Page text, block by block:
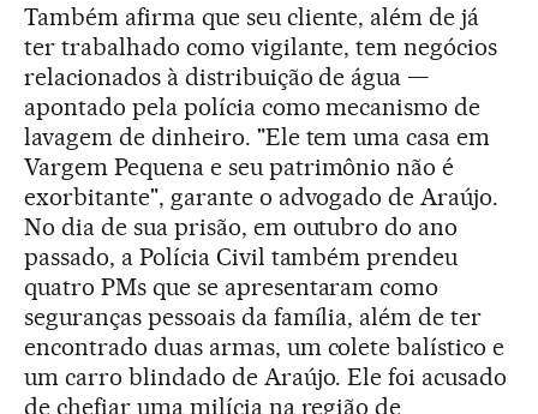
Também afirma que seu cliente, além de já
ter trabalhado como vigilante, tem negócios
relacionados à distribuição de água —
apontado pela polícia como mecanismo de
lavagem de dinheiro. "Ele tem uma casa em
Vargem Pequena e seu patrimônio não é
exorbitante", garante o advogado de Araújo.
No dia de sua prisão, em outubro do ano
passado, a Polícia Civil também prendeu
quatro PMs que se apresentaram como
seguranças pessoais da família, além de ter
encontrado duas armas, um colete balístico e
um carro blindado de Araújo. Ele foi acusado
de chefiar uma milícia na região de